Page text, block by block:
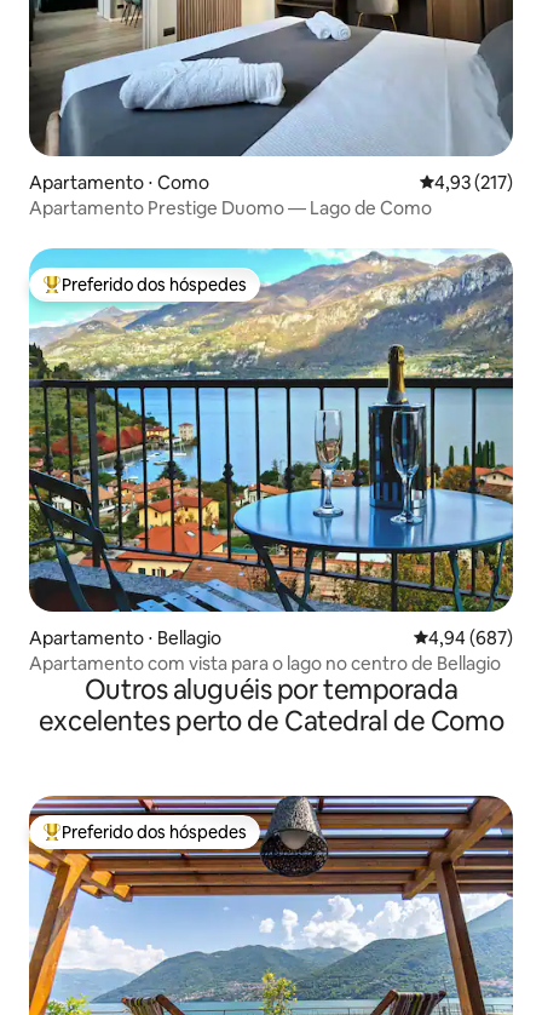
Apartamento ⋅ Como 4,93 de uma
4,93 (217)
Apartamento Prestige Duomo — Lago de Como
Entre os melhores preferidos dos hóspedes
Preferido dos hóspedes
Apartamento ⋅ Bellagio 4,94 de uma
4,94 (687)
Apartamento com vista para o lago no centro de Bellagio
Outros aluguéis por temporada
excelentes perto de Catedral de Como
Entre os melhores preferidos dos hóspedes
Preferido dos hóspedes